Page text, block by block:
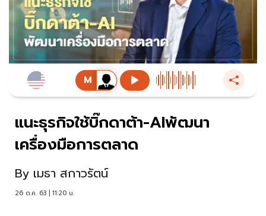
แนะธุรกิจใช้บิ๊กดาต้า-AIพัฒนา
เครื่องมือการตลาด
By เมธา สกาวรัตน์
26 ต.ค. 63 | 11:20 น.